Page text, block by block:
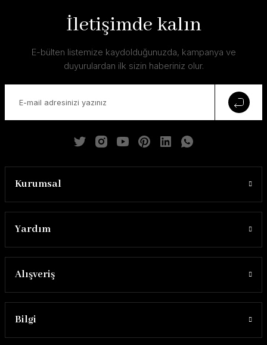
İletişimde kalın
E-bülten listemize kaydolduğunuzda, kampanya ve
duyurulardan ilk sizin haberiniz olur.
Kurumsal
Yardım
Alışveriş
Bilgi